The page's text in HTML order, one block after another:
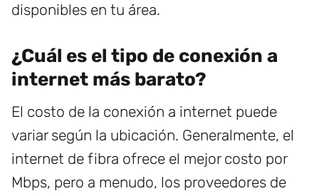
disponibles en tu área.
¿Cuál es el tipo de conexión a
internet más barato?
El costo de la conexión a internet puede
variar según la ubicación. Generalmente, el
internet de fibra ofrece el mejor costo por
Mbps, pero a menudo, los proveedores de